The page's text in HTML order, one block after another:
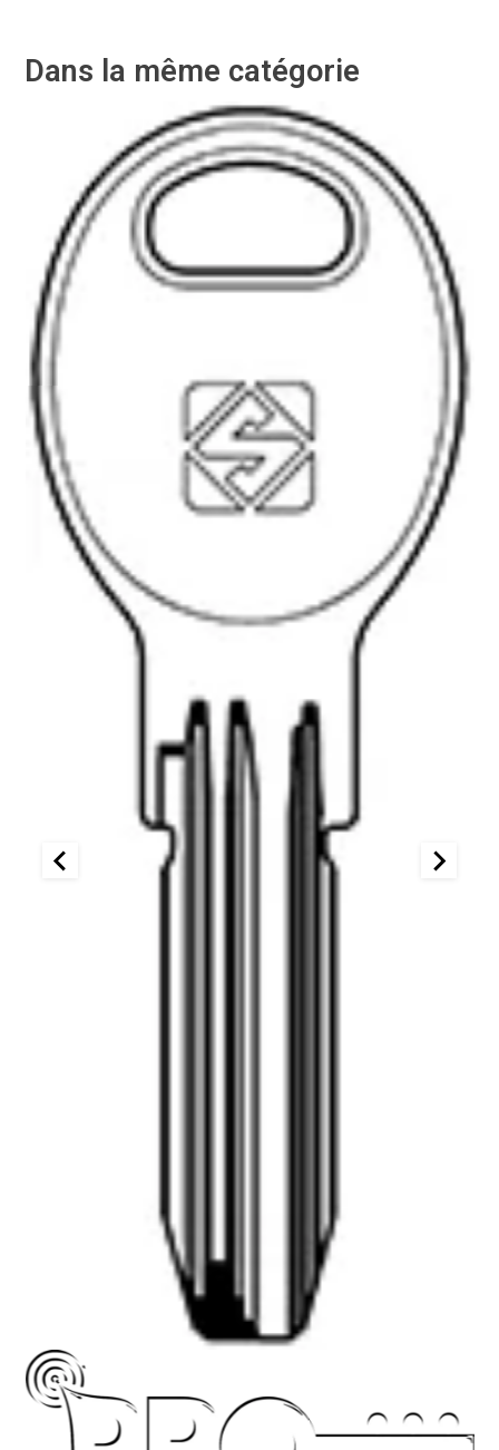
Dans la même catégorie